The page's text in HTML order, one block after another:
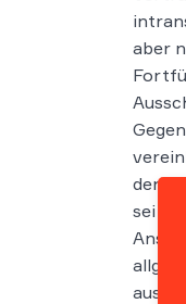
aber
den
sei